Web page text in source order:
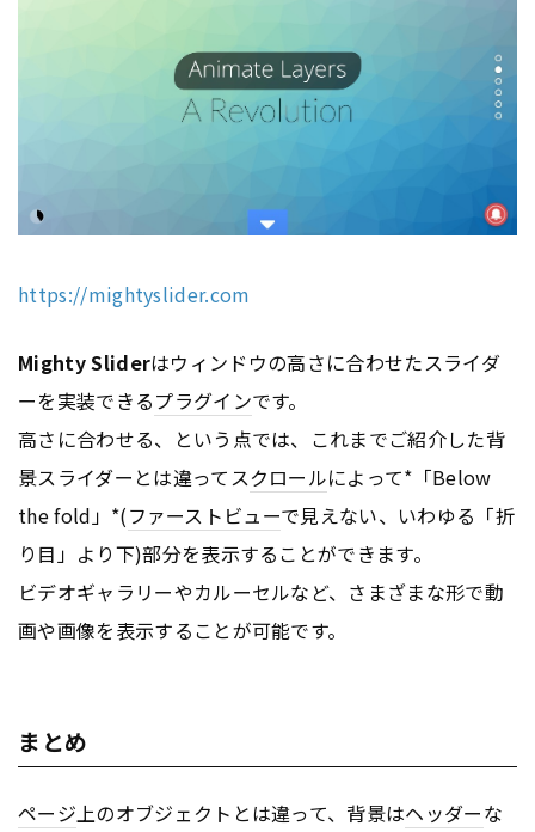
https://mightyslider.com
Mighty Sliderはウィンドウの高さに合わせたスライダ
ーを実装できるプラグインです。
高さに合わせる、という点では、これまでご紹介した背
景スライダーとは違ってスクロールによって*「Below
the fold」*(ファーストビューで見えない、いわゆる「折
り目」より下)部分を表示することができます。
ビデオギャラリーやカルーセルなど、さまざまな形で動
画や画像を表示することが可能です。
まとめ
ページ 上のオブジェクトとは違って、背景はヘッダーな